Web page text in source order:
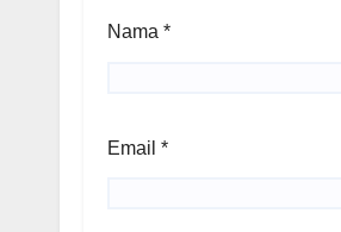
Nama *
Email *